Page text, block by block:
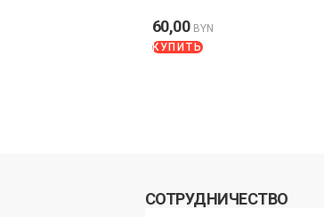
60,00 BYN
КУПИТЬ
СОТРУДНИЧЕСТВО